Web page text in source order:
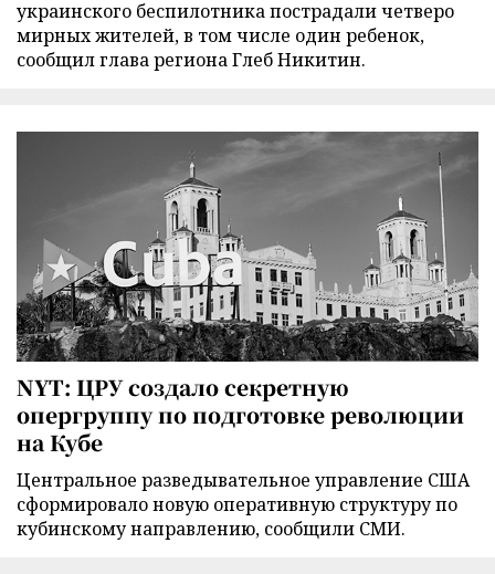
украинского беспилотника пострадали четверо
мирных жителей, в том числе один ребенок,
сообщил глава региона Глеб Никитин.
NYT: ЦРУ создало секретную
опергруппу по подготовке революции
на Кубе
Центральное разведывательное управление США
сформировало новую оперативную структуру по
кубинскому направлению, сообщили СМИ.